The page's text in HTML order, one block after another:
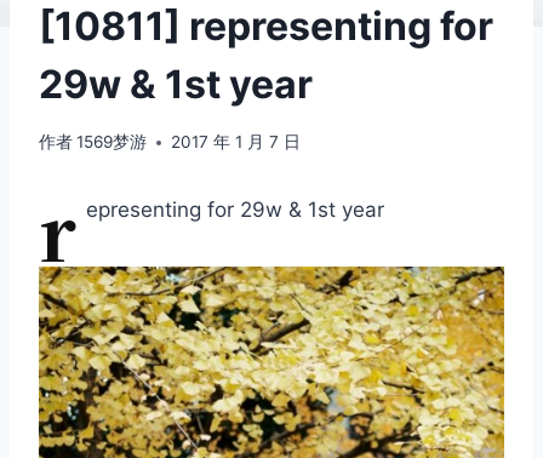
[10811] representing for
29w & 1st year
作者1569梦游 2017 年 1 月 7 日
r epresenting for 29w & 1st year